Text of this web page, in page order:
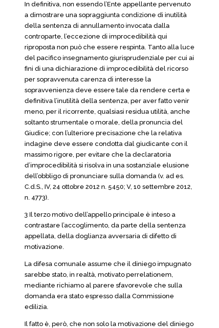
In definitiva, non essendo l’Ente appellante pervenuto
a dimostrare una sopraggiunta condizione di inutilità
della sentenza di annullamento invocata dalla
controparte, l’eccezione di improcedibilità qui
riproposta non può che essere respinta. Tanto alla luce
del pacifico insegnamento giurisprudenziale per cui ai
fini di una dichiarazione di improcedibilità del ricorso
per sopravvenuta carenza di interesse la
sopravvenienza deve essere tale da rendere certa e
definitiva l’inutilità della sentenza, per aver fatto venir
meno, per il ricorrente, qualsiasi residua utilità, anche
soltanto strumentale o morale, della pronuncia del
Giudice; con l’ulteriore precisazione che la relativa
indagine deve essere condotta dal giudicante con il
massimo rigore, per evitare che la declaratoria
d’improcedibilità si risolva in una sostanziale elusione
dell’obbligo di pronunciare sulla domanda (v. ad es.
C.d.S., IV, 24 ottobre 2012 n. 5450; V, 10 settembre 2012,
n. 4773).
3 Il terzo motivo dell’appello principale è inteso a
contrastare l’accoglimento, da parte della sentenza
appellata, della doglianza avversaria di difetto di
motivazione.
La difesa comunale assume che il diniego impugnato
sarebbe stato, in realtà, motivato perrelationem,
mediante richiamo al parere sfavorevole che sulla
domanda era stato espresso dalla Commissione
edilizia.
Il fatto è, però, che non solo la motivazione del diniego